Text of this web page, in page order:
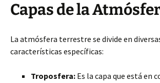
Capas de la
La atmósfera terrestre se divide en
características específicas:
Troposfera: Es la capa que está en